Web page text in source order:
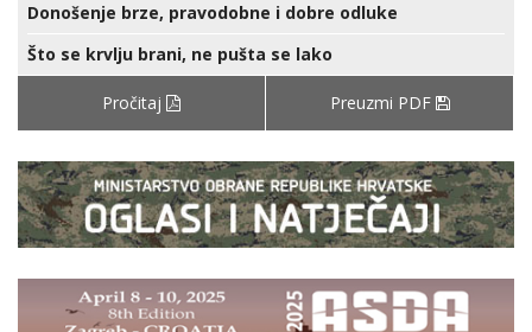
Donošenje brze, pravodobne i dobre odluke
Što se krvlju brani, ne pušta se lako
Pročitaj Preuzmi PDF